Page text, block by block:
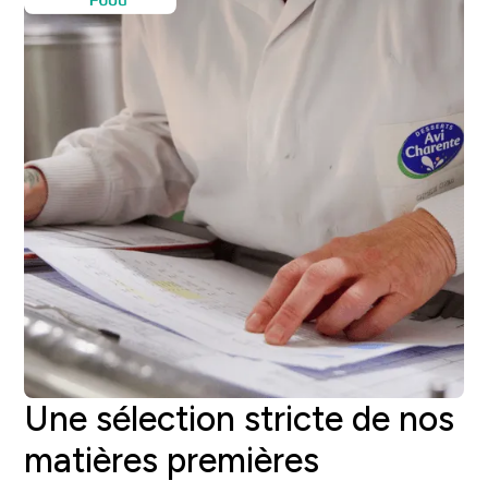
Une sélection stricte de nos
matières premières